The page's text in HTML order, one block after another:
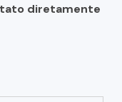
diretamente